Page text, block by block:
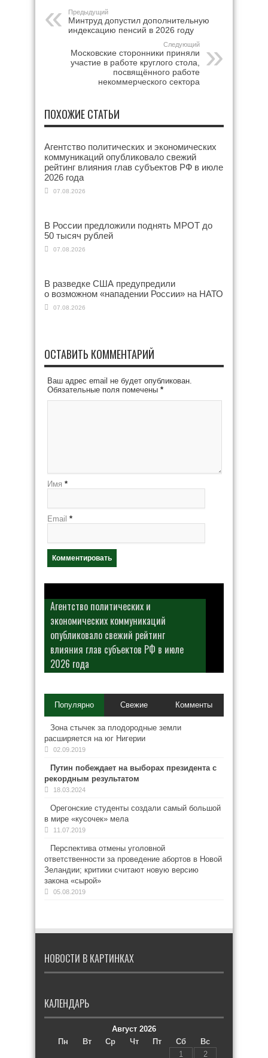
Предыдущий
Минтруд допустил дополнительную
индексацию пенсий в 2026 году
Следующий
Московские сторонники приняли
участие в работе круглого стола,
посвящённого работе
некоммерческого сектора
ПОХОЖИЕ СТАТЬИ
Агентство политических и экономических
коммуникаций опубликовало свежий
рейтинг влияния глав субъектов РФ в июле
2026 года
07.08.2026
В России предложили поднять МРОТ до
50 тысяч рублей
07.08.2026
В разведке США предупредили
о возможном «нападении России» на НАТО
07.08.2026
ОСТАВИТЬ КОММЕНТАРИЙ
Ваш адрес email не будет опубликован.
Обязательные поля помечены *
Имя *
Email *
Агентство политических и
экономических коммуникаций
опубликовало свежий рейтинг
влияния глав субъектов РФ в июле
2026 года
Популярно Свежие Комменты
Зона стычек за плодородные земли
расширяется на юг Нигерии
02.09.2019
Путин побеждает на выборах президента с
рекордным результатом
18.03.2024
Орегонские студенты создали самый большой
в мире «кусочек» мела
11.07.2019
Перспектива отмены уголовной
ответственности за проведение абортов в Новой
Зеландии; критики считают новую версию
закона «сырой»
05.08.2019
НОВОСТИ В КАРТИНКАХ
КАЛЕНДАРЬ
Август 2026
Пн
Вт Ср Чт Пт Сб
Вс
1
2